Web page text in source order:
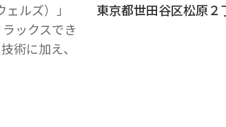
ルズ）」
ックスでき
術に加え、
東京都世田谷区松原